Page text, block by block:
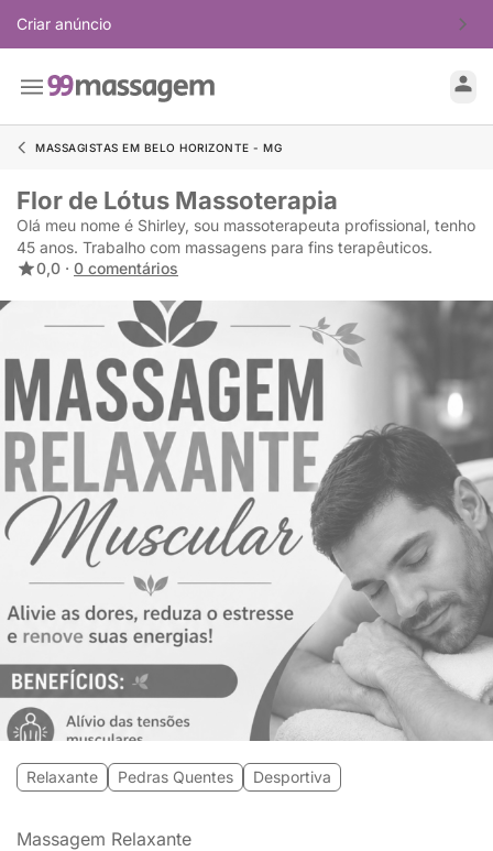
Criar anúncio
MASSAGISTAS EM BELO HORIZONTE - MG
Flor de Lótus Massoterapia
Olá meu nome é Shirley, sou massoterapeuta profissional, tenho
45 anos. Trabalho com massagens para fins terapêuticos.
0,0 · 0 comentários
Relaxante Pedras Quentes Desportiva
Massagem Relaxante